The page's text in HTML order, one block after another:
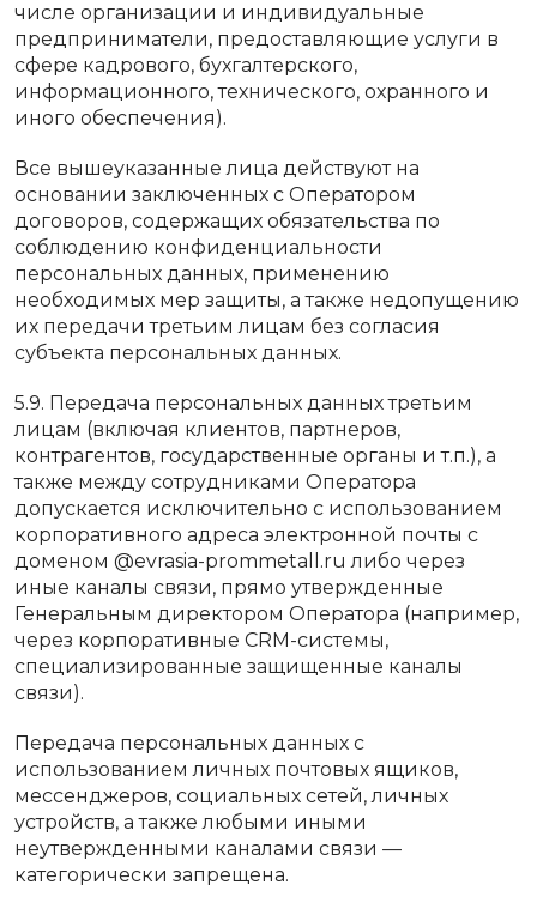
числе организации и индивидуальные
предприниматели, предоставляющие услуги в
сфере кадрового, бухгалтерского,
информационного, технического, охранного и
иного обеспечения).
Все вышеуказанные лица действуют на
основании заключенных с Оператором
договоров, содержащих обязательства по
соблюдению конфиденциальности
персональных данных, применению
необходимых мер защиты, а также недопущению
их передачи третьим лицам без согласия
субъекта персональных данных.
5.9. Передача персональных данных третьим
лицам (включая клиентов, партнеров,
контрагентов, государственные органы и т.п.), а
также между сотрудниками Оператора
допускается исключительно с использованием
корпоративного адреса электронной почты с
доменом @evrasia-prommetall.ru либо через
иные каналы связи, прямо утвержденные
Генеральным директором Оператора (например,
через корпоративные CRM-системы,
специализированные защищенные каналы
связи).
Передача персональных данных с
использованием личных почтовых ящиков,
мессенджеров, социальных сетей, личных
устройств, а также любыми иными
неутвержденными каналами связи —
категорически запрещена.